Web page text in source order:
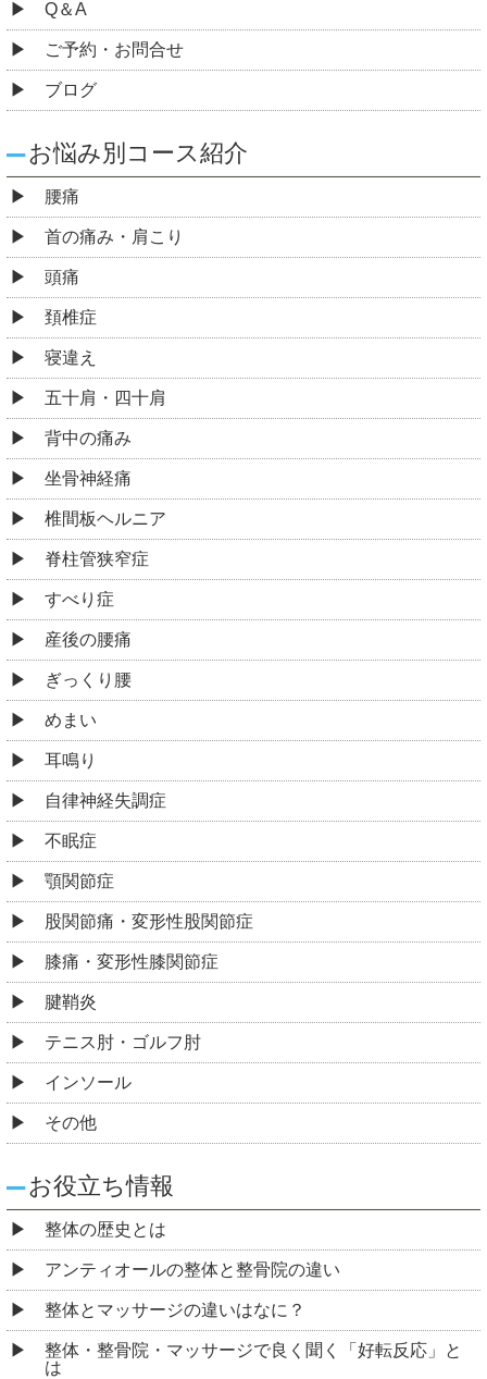
Q＆A
ご予約・お問合せ
ブログ
お悩み別コース紹介
腰痛
首の痛み・肩こり
頭痛
頚椎症
寝違え
五十肩・四十肩
背中の痛み
坐骨神経痛
椎間板ヘルニア
脊柱管狭窄症
すべり症
産後の腰痛
ぎっくり腰
めまい
耳鳴り
自律神経失調症
不眠症
顎関節症
股関節痛・変形性股関節症
膝痛・変形性膝関節症
腱鞘炎
テニス肘・ゴルフ肘
インソール
その他
お役立ち情報
整体の歴史とは
アンティオールの整体と整骨院の違い
整体とマッサージの違いはなに？
整体・整骨院・マッサージで良く聞く「好転反応」と
は